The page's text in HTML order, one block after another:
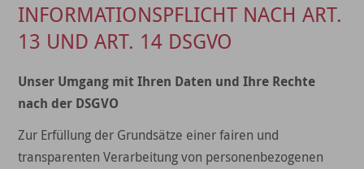
INFORMATIONSPFLICHT NACH ART.
13 UND ART. 14 DSGVO
Unser Umgang mit Ihren Daten und Ihre Rechte
nach der DSGVO
Zur Erfüllung der Grundsätze einer fairen und
transparenten Verarbeitung von personenbezogenen